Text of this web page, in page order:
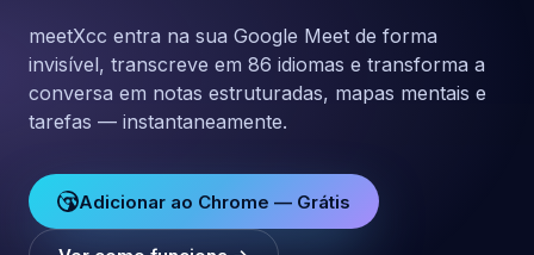
meetXcc entra na sua Google Meet de forma
invisível, transcreve em 86 idiomas e transforma a
conversa em notas estruturadas, mapas mentais e
tarefas — instantaneamente.
Adicionar ao Chrome — Grátis